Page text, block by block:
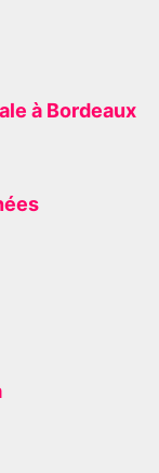
à Bordeaux